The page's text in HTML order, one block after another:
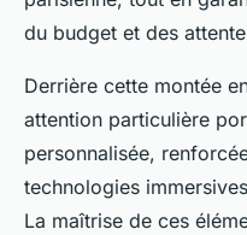
du budget et des
Derrière cette montée
attention particulière
personnalisée,
technologies
La maîtrise de ces